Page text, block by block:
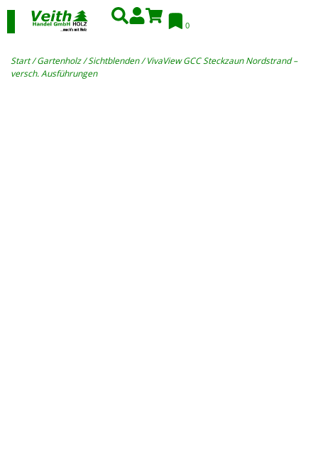
0
Start/Gartenholz/Sichtblenden/ VivaView GCC Steckzaun Nordstrand –
versch. Ausführungen